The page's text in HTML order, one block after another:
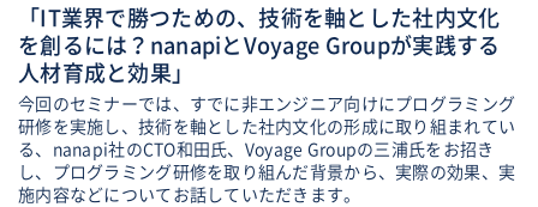
「IT業界で勝つための、技術を軸とした社内文化
を創るには？nanapiとVoyage Groupが実践する
人材育成と効果」
今回のセミナーでは、すでに非エンジニア向けにプログラミング
研修を実施し、技術を軸とした社内文化の形成に取り組まれてい
る、nanapi社のCTO和田氏、Voyage Groupの三浦氏をお招き
し、プログラミング研修を取り組んだ背景から、実際の効果、実
施内容などについてお話していただきます。